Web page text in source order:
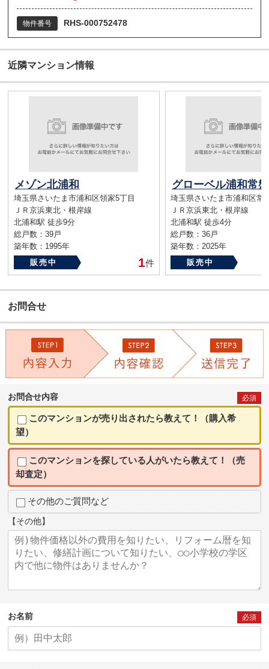
物件番号 RHS-000752478
近隣マンション情報
メゾン北浦和
埼玉県さいたま市浦和区領家5丁目
ＪＲ京浜東北・根岸線
北浦和駅 徒歩9分
総戸数：39戸
築年数：1995年
販売中
1件
埼玉県さいたま市浦和区常
ＪＲ京浜東北・根岸線
北浦和駅 徒歩4分
総戸数：36戸
築年数：2025年
販売中
お問合せ
お問合せ内容 必須
このマンションが売り出されたら教えて！（購入希
望）
このマンションを探している人がいたら教えて！（売
却査定）
その他のご質問など
【その他】
お名前 必須